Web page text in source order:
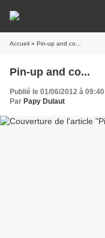
Accueil » Pin-up and co...
Pin-up and co...
Publié le 01/06/2012 à 09:40
Par Papy Dulaut